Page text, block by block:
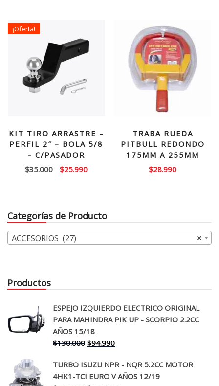
¡Oferta!
KIT TIRO ARRASTRE –
PERFIL 2″ – BOLA 5/8
– C/PASADOR
$35.000
El
$35.000.
$25.990El
$25.990.
TRABA RUEDA
PITBULL REDONDO
175MM A 255MM
$28.990
Categorías de Producto
×
ACCESORIOS (27)
Productos
ESPEJO IZQUIERDO ELECTRICO ORIGINAL
PARA MAHINDRA PIK UP - SCORPIO 2.2CC
AÑOS 15/18
$130.000 El
original
era:
$94.990El
actual
es:
TURBO ISUZU NPR - NQR 5.2CC MOTOR
4HK1-TCI EURO V AÑOS 12/19